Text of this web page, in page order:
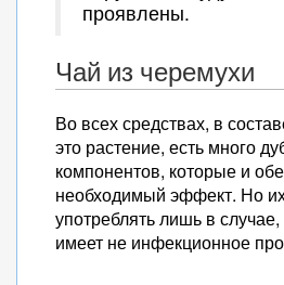
проявлены.
Чай из черемухи
Во всех средствах, в
это растение, есть много
компонентов, которые и
необходимый эффект. Но
употреблять лишь в
имеет не инфекционное